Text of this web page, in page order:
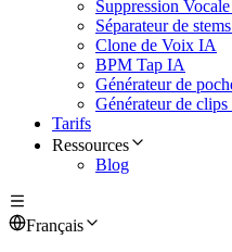
Suppression
Séparateur de
Clone de Voix IA
BPM Tap IA
Générateur de
Générateur de
Tarifs
Ressources
Blog
Français